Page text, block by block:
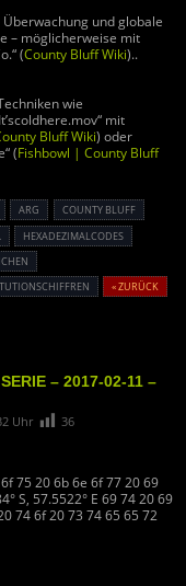
und globale
– möglicherweise mit
(County Bluff Wiki)..
wie
mit
Bluff Wiki) oder
(Fishbowl | County Bluff
ARG
COUNTY BLUFF
HEXADEZIMALCODES
« ZURÜCK
– 2017-02-11 –
Uhr 36
75 20 6b 6e 6f 77 20 69
S, 57.5522° E 69 74 20 69
74 6f 20 73 74 65 65 72